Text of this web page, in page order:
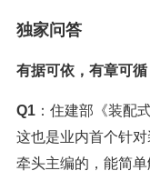
独家问答
有据可依，有章可
Q1：住建部《装配
这也是业内首个针
牵头主编的，能简